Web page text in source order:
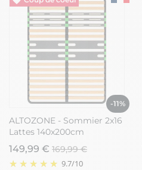
-11%
ALTOZONE - Sommier 2x16
Lattes 140x200cm
149,99 € 169,99 €
9.7/10